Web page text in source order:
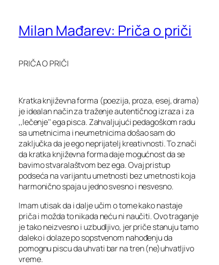
Milan Mađarev: Priča o priči
PRIČA O PRIČI
Kratka književna forma (poezija, proza, esej, drama)
je idealan način za traženje autentičnog izraza i za
,,lečenje’’ ega pisca. Zahvaljujući pedagoškom radu
sa umetnicima i neumetnicima došao sam do
zaključka da je ego neprijatelj kreativnosti. To znači
da kratka književna forma daje mogućnost da se
bavimo stvaralaštvom bez ega. Ovaj pristup
podseća na varijantu umetnosti bez umetnosti koja
harmonično spaja u jedno svesno i nesvesno.
Imam utisak da i dalje učim o tome kako nastaje
priča i možda to nikada neću ni naučiti. Ovo traganje
je tako neizvesno i uzbudljivo, jer priče stanuju tamo
daleko i dolaze po sopstvenom nahođenju da
pomognu piscu da uhvati bar na tren (ne)uhvatljivo
vreme.